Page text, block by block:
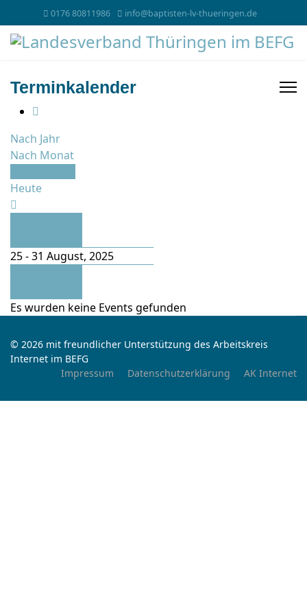
0176 80811986 info@baptisten-lv-thueringen.de
Terminkalender
Nach Jahr
Nach Monat
Heute
25 - 31 August, 2025
Es wurden keine Events gefunden
© 2026 mit freundlicher Unterstützung des Arbeitskreis
Internet im BEFG
Impressum
Datenschutzerklärung AK Internet